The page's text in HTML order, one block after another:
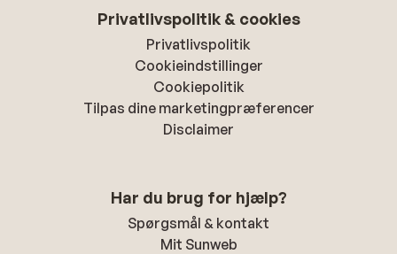
Privatlivspolitik & cookies
Privatlivspolitik
Cookieindstillinger
Cookiepolitik
Tilpas dine marketingpræferencer
Disclaimer
Har du brug for hjælp?
Spørgsmål & kontakt
Mit Sunweb